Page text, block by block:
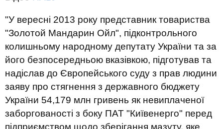
"У вересні 2013 року представник товариства
"Золотой Мандарин Ойл", підконтрольного
колишньому народному депутату України та за
його безпосередньою вказівкою, підготував та
надіслав до Європейського суду з прав людини
заяву про стягнення з державного бюджету
України 54,179 млн гривень як невиплаченої
заборгованості з боку ПАТ "Київенерго" перед
підприємством щодо зберігання мазуту, яке